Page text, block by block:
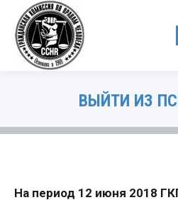
ВЫЙТИ ИЗ
На период 12 июня 2018